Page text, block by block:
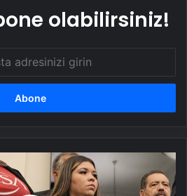
olabilirsiniz!